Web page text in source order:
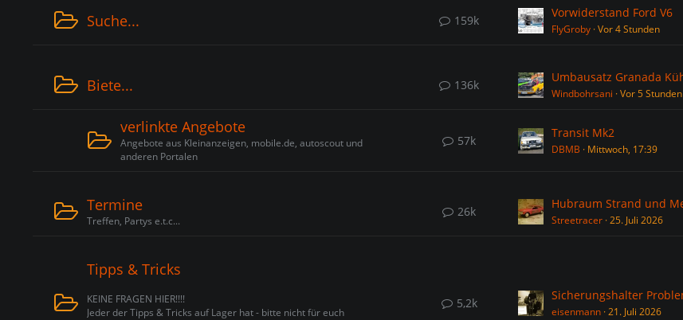
Suche... 159k
Vorwiderstand Ford V6
FlyGroby Vor 4 Stunden
Biete... 136k
Windbohrsani Vor 5 Stunden
verlinkte Angebote
Angebote aus Kleinanzeigen, mobile.de, autoscout und
anderen Portalen
57k
Transit Mk2
DBMB Mittwoch, 17:39
Termine
Treffen, Partys e.t.c...
26k
Streetracer 25. Juli 2026
Tipps & Tricks
KEINE FRAGEN HIER!!!!
Jeder der Tipps & Tricks auf Lager hat - bitte nicht für euch
5,2k
eisenmann 21. Juli 2026